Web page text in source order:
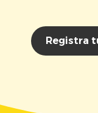
Registra